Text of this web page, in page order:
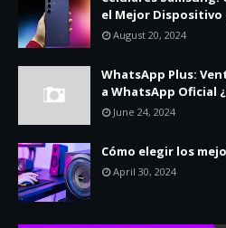
el Mejor Dispositivo
August 20, 2024
WhatsApp Plus:
a WhatsApp Oficial
June 24, 2024
Cómo elegir los
April 30, 2024